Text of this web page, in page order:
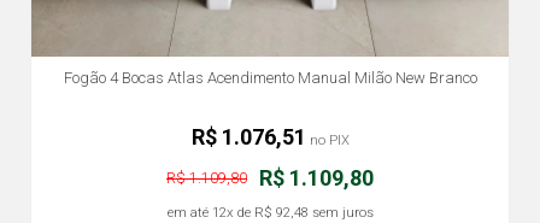
Fogão 4 Bocas Atlas Acendimento Manual Milão New Branco
R$ 1.109,80
R$ 1.109,80
em até 12x de R$ 92,48 sem juros
R$ 1.076,51 no PIX